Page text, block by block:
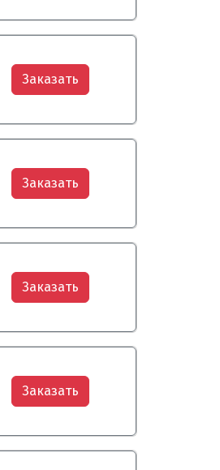
Заказать
Заказать
Заказать
Заказать